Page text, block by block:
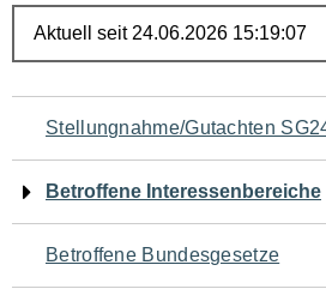
Navigation
für
den
Seiteninhalt
Stellungnahme/Gutachten
Betroffene Interessenbereiche
Betroffene Bundesgesetze